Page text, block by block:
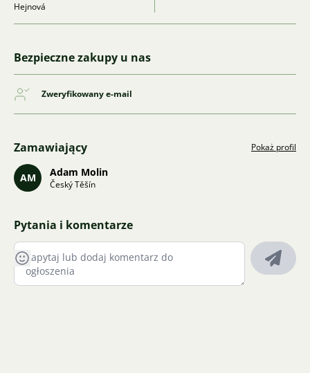
Hejnová
Bezpieczne zakupy u nas
Zweryfikowany e-mail
Zamawiający Pokaż profil
AM Adam Molin
Český Těšín
Pytania i komentarze